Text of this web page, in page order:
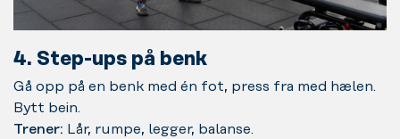
4. Step-ups på benk
Gå opp på en benk med én fot, press fra med hælen.
Bytt bein.
Trener: Lår, rumpe, legger, balanse.